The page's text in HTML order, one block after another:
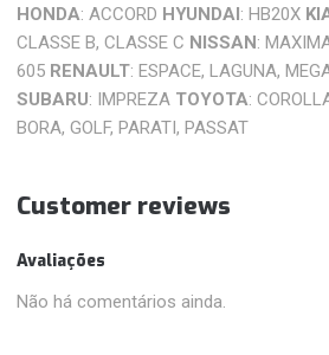
HONDA: ACCORD HYUNDAI: HB20X
CLASSE B, CLASSE C NISSAN:
605 RENAULT: ESPACE, LAGUNA,
SUBARU: IMPREZA TOYOTA:
BORA, GOLF, PARATI, PASSAT
Customer reviews
Avaliações
Não há comentários ainda.